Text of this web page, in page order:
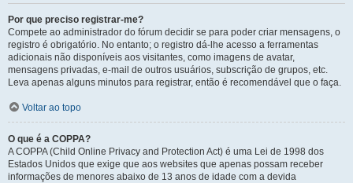
Por que preciso registrar-me?
Compete ao administrador do fórum decidir se para poder criar mensagens, o
registro é obrigatório. No entanto; o registro dá-lhe acesso a ferramentas
adicionais não disponíveis aos visitantes, como imagens de avatar,
mensagens privadas, e-mail de outros usuários, subscrição de grupos, etc.
Leva apenas alguns minutos para registrar, então é recomendável que o faça.
Voltar ao topo
O que é a COPPA?
A COPPA (Child Online Privacy and Protection Act) é uma Lei de 1998 dos
Estados Unidos que exige que aos websites que apenas possam receber
informações de menores abaixo de 13 anos de idade com a devida